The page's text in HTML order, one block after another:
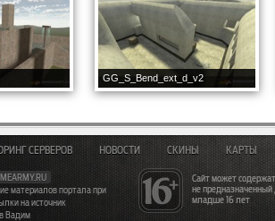
GG_S_Bend_ext_d_v2
Сайт может
не
младше 16 лет
СЕРВЕРОВ НОВОСТИ СКИНЫ КАРТЫ
материалов портала при
на источник
Вадим